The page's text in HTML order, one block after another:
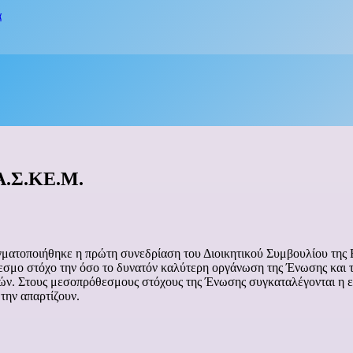
η πρώτη συνεδρίαση του Διοικητικού Συμβουλίου
στόχο την όσο το δυνατόν καλύτερη οργάνωση της Ένωσης
Στους μεσοπρόθεσμους στόχους της Ένωσης συγκαταλέγονται
απαρτίζουν.